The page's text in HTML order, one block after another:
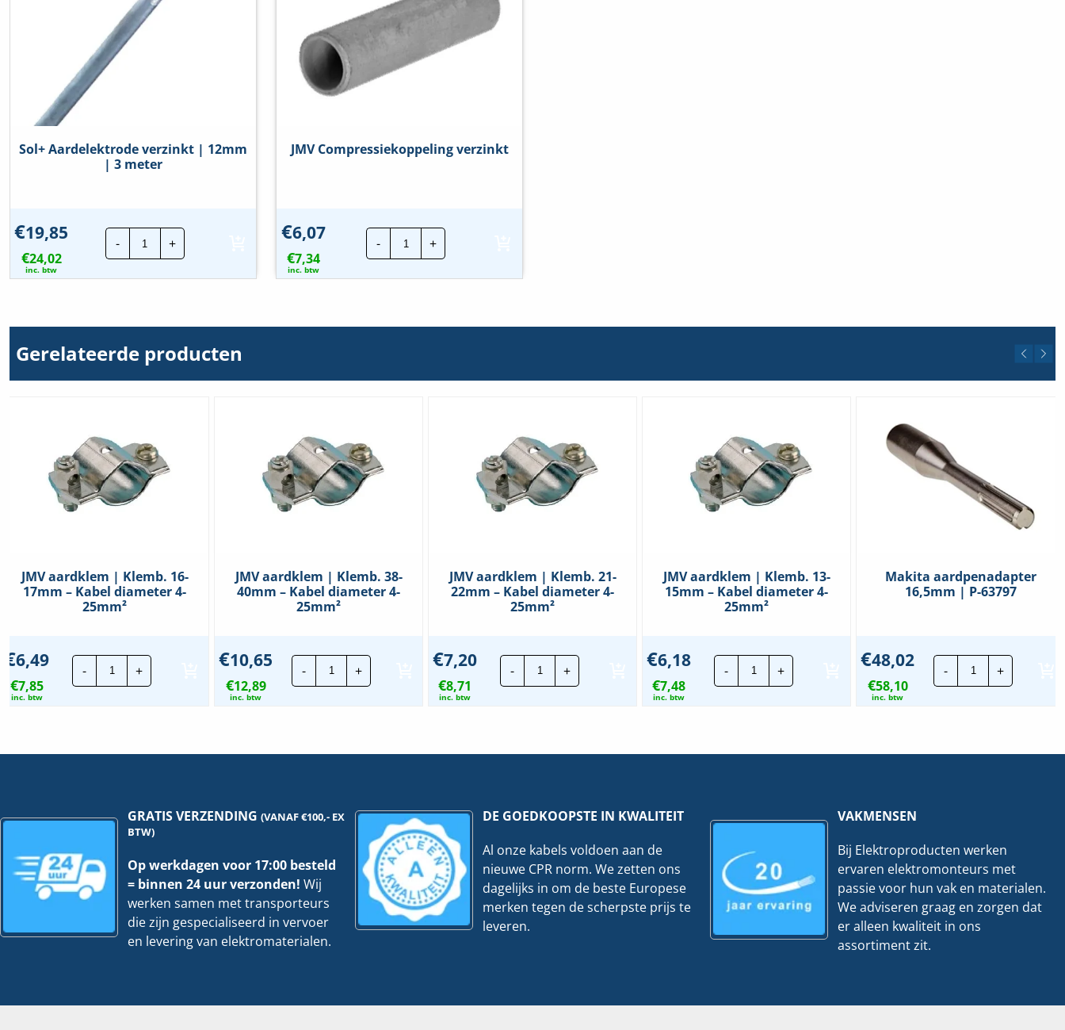
Sol+ Aardelektrode verzinkt | 12mm
| 3 meter
€19,85
€24,02
inc. btw
-
Sol+
Aardelektrode
verzinkt
12mm
+
JMV Compressiekoppeling verzinkt
€6,07
€7,34
inc. btw
-
JMV
Compressiekoppeling
verzinkt
+
Gerelateerde producten
JMV aardklem | Klemb. 16-
17mm – Kabel diameter 4-
25mm²
€6,49
€7,85
inc. btw
-
JMV
aardklem
|
+
JMV aardklem | Klemb. 38-
40mm – Kabel diameter 4-
25mm²
€10,65
€12,89
inc. btw
-
JMV
aardklem
|
+
JMV aardklem | Klemb. 21-
22mm – Kabel diameter 4-
25mm²
€7,20
€8,71
inc. btw
-
JMV
aardklem
|
+
JMV aardklem | Klemb. 13-
15mm – Kabel diameter 4-
25mm²
€6,18
€7,48
inc. btw
-
JMV
aardklem
|
+
Makita aardpenadapter
16,5mm | P-63797
€48,02
€58,10
inc. btw
-
Makita
16,5mm
+
GRATIS VERZENDING(VANAF €100,- EX
BTW)
Op werkdagen voor 17:00 besteld
= binnen 24 uur verzonden! Wij
werken samen met transporteurs
die zijn gespecialiseerd in vervoer
en levering van elektromaterialen.
DE GOEDKOOPSTE IN KWALITEIT
Al onze kabels voldoen aan de
nieuwe CPR norm. We zetten ons
dagelijks in om de beste Europese
merken tegen de scherpste prijs te
leveren.
VAKMENSEN
Bij Elektroproducten werken
ervaren elektromonteurs met
passie voor hun vak en materialen.
We adviseren graag en zorgen dat
er alleen kwaliteit in ons
assortiment zit.